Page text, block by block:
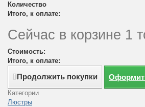
Количество
Итого, к оплате:
Сейчас в корзине 1
Стоимость:
Итого, к оплате:
Продолжить покупки
Категории
Люстры